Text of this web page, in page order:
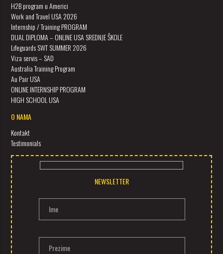
H2B program u Americi
Work and Travel USA 2026
Internship / Training PROGRAM
DUAL DIPLOMA – ONLINE USA SREDNJE ŠKOLE
Lifeguards SWT SUMMER 2026
Viza servis – SAD
Australia Training Program
Au Pair USA
ONLINE INTERNSHIP PROGRAM
HIGH SCHOOL USA
O NAMA
Kontakt
Testimonials
NEWSLETTER
Ime
Prezime